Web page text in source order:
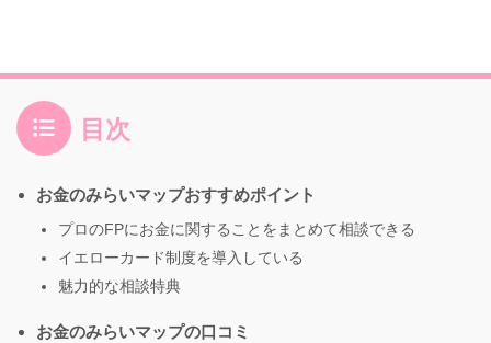
目次
お金のみらいマップおすすめポイント
プロのFPにお金に関することをまとめて相談できる
イエローカード制度を導入している
魅力的な相談特典
お金のみらいマップの口コミ